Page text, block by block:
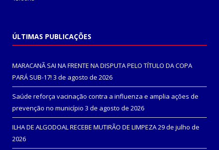
ÚLTIMAS PUBLICAÇÕES
MARACANÃ SAI NA FRENTE NA DISPUTA PELO TÍTULO DA COPA
PARÁ SUB-17! 3 de agosto de 2026
Saúde reforça vacinação contra a influenza e amplia ações de
prevenção no município 3 de agosto de 2026
ILHA DE ALGODOAL RECEBE MUTIRÃO DE LIMPEZA29 de julho de
2026